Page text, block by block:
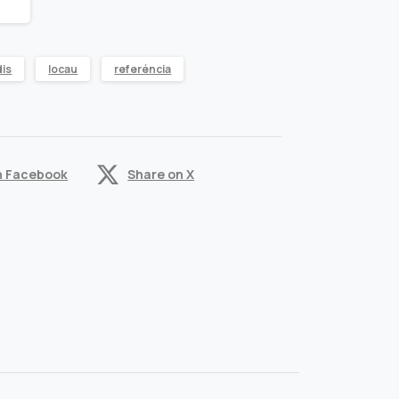
locau referéncia
Facebook Share on X